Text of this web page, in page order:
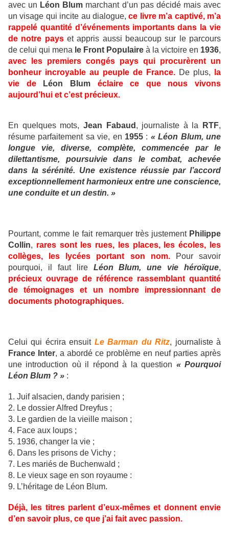
avec un Léon Blum marchant d’un pas décidé mais avec
un visage qui incite au dialogue,ce livre m’a captivé, m’a
rappelé quantité d’événements importants dans la vie
de notre payset appris aussi beaucoup sur le parcours
de celui qui mena le Front Populaire à la victoire en 1936,
avec les premiers congés pays qui procurèrent un
bonheur incroyable au peuple de France. De plus,
la
vie de
Léon Blum
éclaire ce que nous vivons
aujourd’hui et c’est précieux.
En quelques mots, Jean Fabaud , journaliste à la RTF,
résume parfaitement sa vie, en 1955 : « Léon Blum, une
longue vie, diverse, complète, commencée par le
dilettantisme, poursuivie dans le combat, achevée
dans la sérénité. Une existence réussie par l’accord
exceptionnellement harmonieux entre une conscience,
une conduite et un destin. »
Pourtant, comme le fait remarquer très justement Philippe
Collin, rares sont les rues, les places, les écoles, les
collèges, les lycées portant son nom.
Pour savoir
pourquoi, il faut lire Léon Blum, une vie héroïque,
précieux ouvrage de référence rassemblant quantité
de témoignages et un nombre impressionnant de
documents photographiques.
Celui qui écrira ensuit Le Barman du Ritz, journaliste à
France Inter, a abordé ce problème en neuf parties après
une introduction où il répond à la question « Pourquoi
Léon Blum ? » :
1. Juif alsacien, dandy parisien ;
2. Le dossier Alfred Dreyfus ;
3. Le gardien de la vieille maison ;
4. Face aux loups ;
5. 1936, changer la vie ;
6. Dans les prisons de Vichy ;
7. Les mariés de Buchenwald ;
8. Le vieux sage en son royaume :
9. L’héritage de Léon Blum.
Déjà, les titres parlent d’eux-mêmes et donnent envie
d’en savoir plus, ce que j’ai fait avec passion.